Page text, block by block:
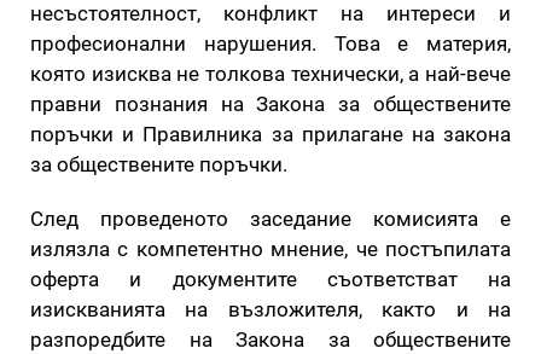
несъстоятелност, конфликт на интереси и
професионални нарушения. Това е материя,
която изисква не толкова технически, а най-вече
правни познания на Закона за обществените
поръчки и Правилника за прилагане на закона
за обществените поръчки.
След проведеното заседание комисията е
излязла с компетентно мнение, че постъпилата
оферта и документите съответстват на
изискванията на възложителя, както и на
разпоредбите на Закона за обществените